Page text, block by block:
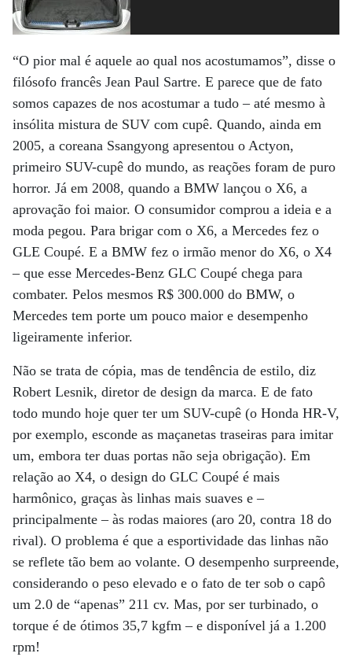
“O pior mal é aquele ao qual nos acostumamos”, disse o
filósofo francês Jean Paul Sartre. E parece que de fato
somos capazes de nos acostumar a tudo – até mesmo à
insólita mistura de SUV com cupê. Quando, ainda em
2005, a coreana Ssangyong apresentou o Actyon,
primeiro SUV-cupê do mundo, as reações foram de puro
horror. Já em 2008, quando a BMW lançou o X6, a
aprovação foi maior. O consumidor comprou a ideia e a
moda pegou. Para brigar com o X6, a Mercedes fez o
GLE Coupé. E a BMW fez o irmão menor do X6, o X4
– que esse Mercedes-Benz GLC Coupé chega para
combater. Pelos mesmos R$ 300.000 do BMW, o
Mercedes tem porte um pouco maior e desempenho
ligeiramente inferior.
Não se trata de cópia, mas de tendência de estilo, diz
Robert Lesnik, diretor de design da marca. E de fato
todo mundo hoje quer ter um SUV-cupê (o Honda HR-V,
por exemplo, esconde as maçanetas traseiras para imitar
um, embora ter duas portas não seja obrigação). Em
relação ao X4, o design do GLC Coupé é mais
harmônico, graças às linhas mais suaves e –
principalmente – às rodas maiores (aro 20, contra 18 do
rival). O problema é que a esportividade das linhas não
se reflete tão bem ao volante. O desempenho surpreende,
considerando o peso elevado e o fato de ter sob o capô
um 2.0 de “apenas” 211 cv. Mas, por ser turbinado, o
torque é de ótimos 35,7 kgfm – e disponível já a 1.200
rpm!